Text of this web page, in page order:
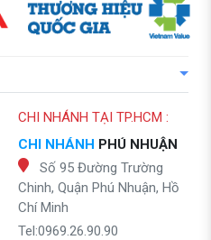
CHI NHÁNH TẠI TP.HCM :
CHI NHÁNH PHÚ NHUẬN
Số 95 Đường Trường
Chinh, Quận Phú Nhuận, Hồ
Chí Minh
Tel:0969.26.90.90